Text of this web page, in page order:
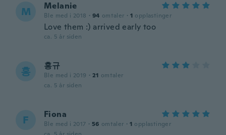
M Melanie
Ble med i 2018 · 94 omtaler · 1 opplastinger
Love them :) arrived early too
ca. 5 år siden
홍 홍규
Ble med i 2019 · 21 omtaler
ca. 5 år siden
F Fiona
Ble med i 2017 · 56 omtaler · 1 opplastinger